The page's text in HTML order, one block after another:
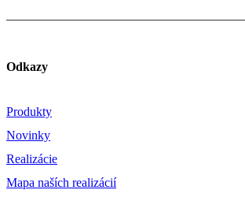
Odkazy
Produkty
Novinky
Realizácie
Mapa naších realizácií